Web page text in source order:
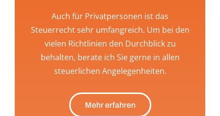
Auch für Privatpersonen ist das
Steuerrecht sehr umfangreich. Um bei den
vielen Richtlinien den Durchblick zu
behalten, berate ich Sie gerne in allen
steuerlichen Angelegenheiten.
Mehr erfahren